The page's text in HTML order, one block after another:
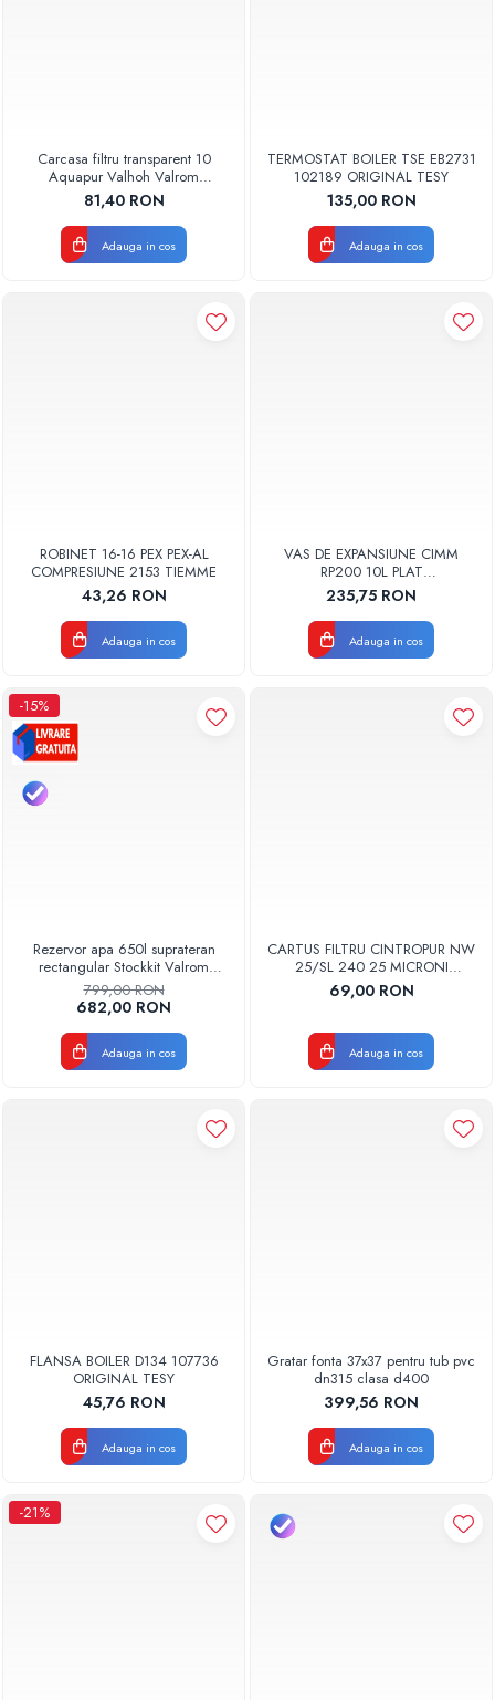
Carcasa filtru transparent 10
Aquapur Valhoh Valrom
AQUA00110001032
81,40 RON
Adauga in cos
TERMOSTAT BOILER TSE EB2731
102189 ORIGINAL TESY
135,00 RON
Adauga in cos
ROBINET 16-16 PEX PEX-AL
COMPRESIUNE 2153 TIEMME
43,26 RON
Adauga in cos
VAS DE EXPANSIUNE CIMM
RP200 10L PLAT
DREPTUNGHIULAR CM9110
235,75 RON
Adauga in cos
-15%
Rezervor apa 650l suprateran
rectangular Stockkit Valrom
49030650001
799,00 RON
682,00 RON
Adauga in cos
CARTUS FILTRU CINTROPUR NW
25/SL 240 25 MICRONI
MANSOANE FILTRARE SET 5BUC
69,00 RON
Adauga in cos
FLANSA BOILER D134 107736
ORIGINAL TESY
45,76 RON
Adauga in cos
Gratar fonta 37x37 pentru tub pvc
dn315 clasa d400
399,56 RON
Adauga in cos
-21%